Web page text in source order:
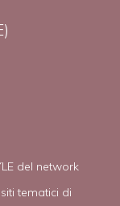
del network
tematici di